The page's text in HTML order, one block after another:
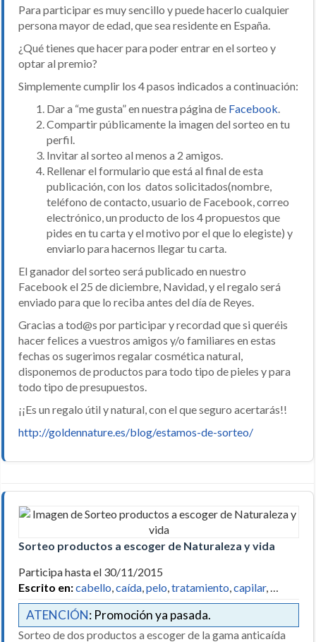
Para participar es muy sencillo y puede hacerlo cualquier
persona mayor de edad, que sea residente en España.
¿Qué tienes que hacer para poder entrar en el sorteo y
optar al premio?
Simplemente cumplir los 4 pasos indicados a continuación:
Dar a “me gusta” en nuestra página de Facebook.
Compartir públicamente la imagen del sorteo en tu
perfil.
Invitar al sorteo al menos a 2 amigos.
Rellenar el formulario que está al final de esta
publicación, con los datos solicitados(nombre,
teléfono de contacto, usuario de Facebook, correo
electrónico, un producto de los 4 propuestos que
pides en tu carta y el motivo por el que lo elegiste) y
enviarlo para hacernos llegar tu carta.
El ganador del sorteo será publicado en nuestro
Facebook el 25 de diciembre, Navidad, y el regalo será
enviado para que lo reciba antes del día de Reyes.
Gracias a tod@s por participar y recordad que si queréis
hacer felices a vuestros amigos y/o familiares en estas
fechas os sugerimos regalar cosmética natural,
disponemos de productos para todo tipo de pieles y para
todo tipo de presupuestos.
¡¡Es un regalo útil y natural, con el que seguro acertarás!!
http://goldennature.es/blog/estamos-de-sorteo/
Sorteo productos a escoger de Naturaleza y vida
Participa hasta el 30/11/2015
Escrito en:cabello,caída,pelo,tratamiento,capilar, …
ATENCIÓN: Promoción ya pasada.
Sorteo de dos productos a escoger de la gama anticaída